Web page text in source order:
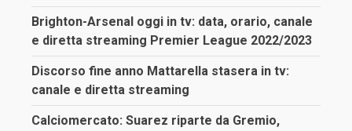
Brighton-Arsenal oggi in tv: data, orario, canale
e diretta streaming Premier League 2022/2023
Discorso fine anno Mattarella stasera in tv:
canale e diretta streaming
Calciomercato: Suarez riparte da Gremio,